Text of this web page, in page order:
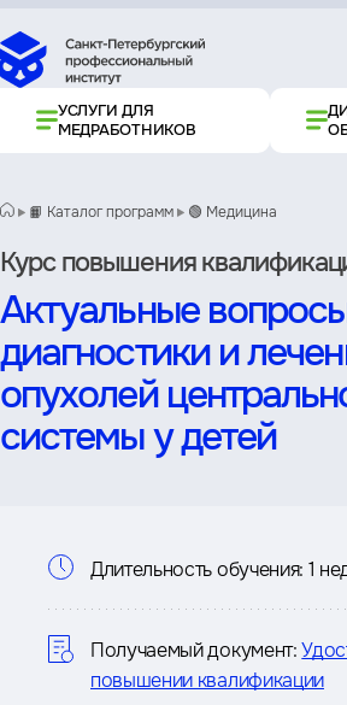
УСЛУГИ ДЛЯ
МЕДРАБОТНИКОВ
📙 Каталог программ 🟢 Медицина
Курс повышения
Актуальные
диагностики и
опухолей
системы у детей
Информация
о
курсе
Длительность обучения: 1
Получаемый документ:
повышении квалификации